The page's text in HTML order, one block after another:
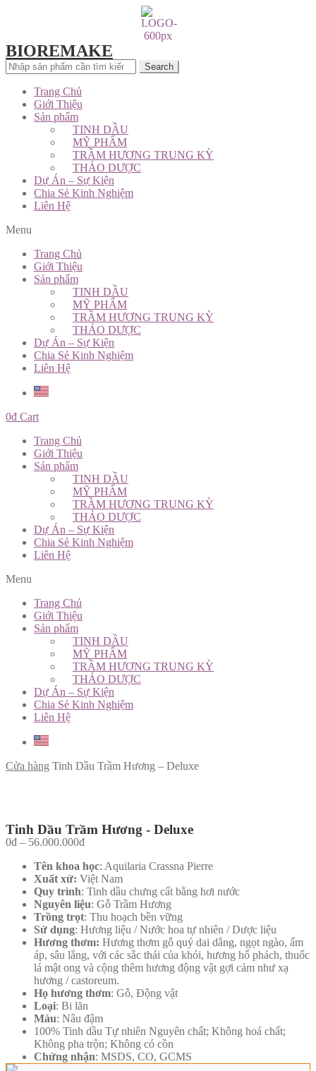
BIOREMAKE
Search
Trang Chủ
Giới Thiệu
Sản phẩm
TINH DẦU
MỸ PHẨM
TRẦM HƯƠNG TRUNG KỲ
THẢO DƯỢC
Dự Án – Sự Kiện
Chia Sẻ Kinh Nghiệm
Liên Hệ
Menu
Trang Chủ
Giới Thiệu
Sản phẩm
TINH DẦU
MỸ PHẨM
TRẦM HƯƠNG TRUNG KỲ
THẢO DƯỢC
Dự Án – Sự Kiện
Chia Sẻ Kinh Nghiệm
Liên Hệ
0đ Cart
Trang Chủ
Giới Thiệu
Sản phẩm
TINH DẦU
MỸ PHẨM
TRẦM HƯƠNG TRUNG KỲ
THẢO DƯỢC
Dự Án – Sự Kiện
Chia Sẻ Kinh Nghiệm
Liên Hệ
Menu
Trang Chủ
Giới Thiệu
Sản phẩm
TINH DẦU
MỸ PHẨM
TRẦM HƯƠNG TRUNG KỲ
THẢO DƯỢC
Dự Án – Sự Kiện
Chia Sẻ Kinh Nghiệm
Liên Hệ
Cửa hàng Tinh Dầu Trầm Hương – Deluxe
Tinh Dầu Trầm Hương - Deluxe
0đ – 56.000.000đ
Tên khoa học: Aquilaria Crassna Pierre
Xuất xứ: Việt Nam
Quy trình: Tinh dầu chưng cất bằng hơi nước
Nguyên liệu: Gỗ Trầm Hương
Trồng trọt: Thu hoạch bền vững
Sử dụng: Hương liệu / Nước hoa tự nhiên / Dược liệu
Hương thơm: Hương thơm gỗ quý dai dẳng, ngọt ngào, ấm
áp, sâu lắng, với các sắc thái của khói, hương hổ phách, thuốc
lá mật ong và cộng thêm hương động vật gợi cảm như xạ
hương / castoreum.
Họ hương thơm: Gỗ, Động vật
Loại: Bi lăn
Màu: Nâu đậm
100% Tinh dầu Tự nhiên Nguyên chất; Không hoá chất;
Không pha trộn; Không có cồn
Chứng nhận: MSDS, CO, GCMS